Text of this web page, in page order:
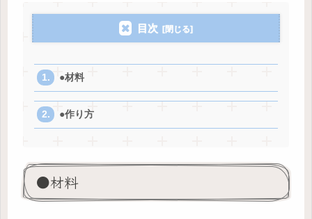
目次
●材料
●作り方
●材料